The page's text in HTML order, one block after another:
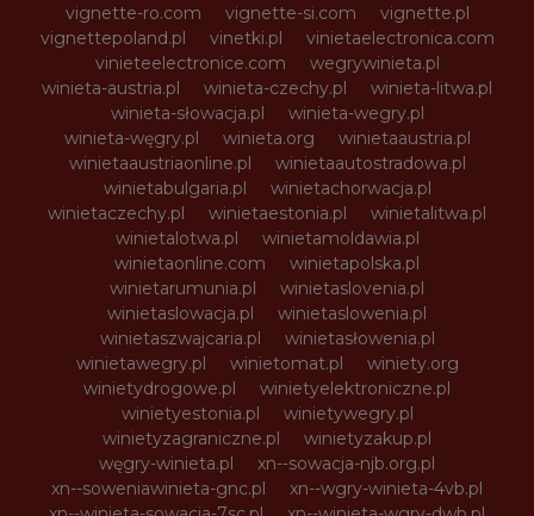
vignette-ro.com
vignette-si.com
vignette.pl
vignettepoland.pl
vinetki.pl
vinietaelectronica.com
vinieteelectronice.com
wegrywinieta.pl
winieta-austria.pl
winieta-czechy.pl
winieta-litwa.pl
winieta-słowacja.pl
winieta-wegry.pl
winieta-węgry.pl
winieta.org
winietaaustria.pl
winietaaustriaonline.pl
winietaautostradowa.pl
winietabulgaria.pl
winietachorwacja.pl
winietaczechy.pl
winietaestonia.pl
winietalitwa.pl
winietalotwa.pl
winietamoldawia.pl
winietaonline.com
winietapolska.pl
winietarumunia.pl
winietaslovenia.pl
winietaslowacja.pl
winietaslowenia.pl
winietaszwajcaria.pl
winietasłowenia.pl
winietawegry.pl
winietomat.pl
winiety.org
winietydrogowe.pl
winietyelektroniczne.pl
winietyestonia.pl
winietywegry.pl
winietyzagraniczne.pl
winietyzakup.pl
węgry-winieta.pl
xn--sowacja-njb.org.pl
xn--soweniawinieta-gnc.pl
xn--wgry-winieta-4vb.pl